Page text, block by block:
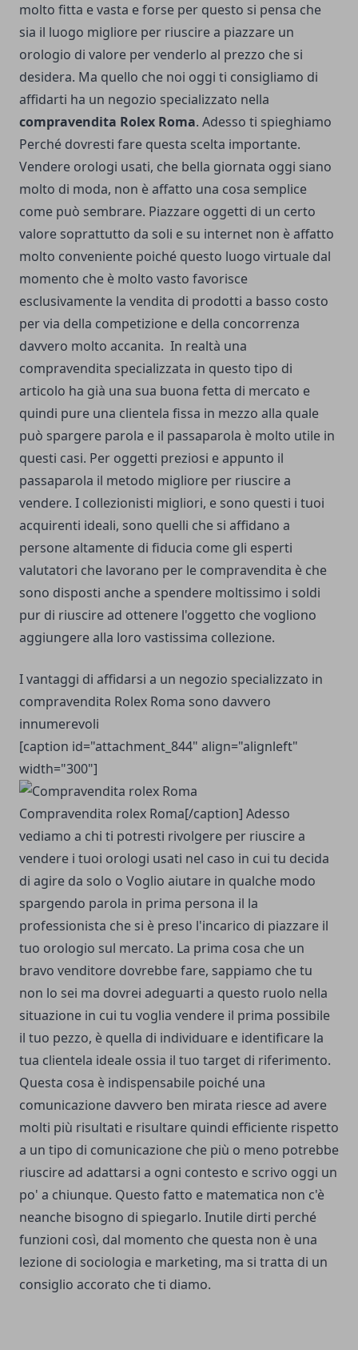
molto fitta e vasta e forse per questo si pensa che
sia il luogo migliore per riuscire a piazzare un
orologio di valore per venderlo al prezzo che si
desidera. Ma quello che noi oggi ti consigliamo di
affidarti ha un negozio specializzato nella
compravendita Rolex Roma. Adesso ti spieghiamo
Perché dovresti fare questa scelta importante.
Vendere orologi usati, che bella giornata oggi siano
molto di moda, non è affatto una cosa semplice
come può sembrare. Piazzare oggetti di un certo
valore soprattutto da soli e su internet non è affatto
molto conveniente poiché questo luogo virtuale dal
momento che è molto vasto favorisce
esclusivamente la vendita di prodotti a basso costo
per via della competizione e della concorrenza
davvero molto accanita. In realtà una
compravendita specializzata in questo tipo di
articolo ha già una sua buona fetta di mercato e
quindi pure una clientela fissa in mezzo alla quale
può spargere parola e il passaparola è molto utile in
questi casi. Per oggetti preziosi e appunto il
passaparola il metodo migliore per riuscire a
vendere. I collezionisti migliori, e sono questi i tuoi
acquirenti ideali, sono quelli che si affidano a
persone altamente di fiducia come gli esperti
valutatori che lavorano per le compravendita è che
sono disposti anche a spendere moltissimo i soldi
pur di riuscire ad ottenere l'oggetto che vogliono
aggiungere alla loro vastissima collezione.
I vantaggi di affidarsi a un negozio specializzato in
compravendita Rolex Roma sono davvero
innumerevoli
[caption id="attachment_844" align="alignleft"
width="300"]
Compravendita rolex Roma[/caption] Adesso
vediamo a chi ti potresti rivolgere per riuscire a
vendere i tuoi orologi usati nel caso in cui tu decida
di agire da solo o Voglio aiutare in qualche modo
spargendo parola in prima persona il la
professionista che si è preso l'incarico di piazzare il
tuo orologio sul mercato. La prima cosa che un
bravo venditore dovrebbe fare, sappiamo che tu
non lo sei ma dovrei adeguarti a questo ruolo nella
situazione in cui tu voglia vendere il prima possibile
il tuo pezzo, è quella di individuare e identificare la
tua clientela ideale ossia il tuo target di riferimento.
Questa cosa è indispensabile poiché una
comunicazione davvero ben mirata riesce ad avere
molti più risultati e risultare quindi efficiente rispetto
a un tipo di comunicazione che più o meno potrebbe
riuscire ad adattarsi a ogni contesto e scrivo oggi un
po' a chiunque. Questo fatto e matematica non c'è
neanche bisogno di spiegarlo. Inutile dirti perché
funzioni così, dal momento che questa non è una
lezione di sociologia e marketing, ma si tratta di un
consiglio accorato che ti diamo.